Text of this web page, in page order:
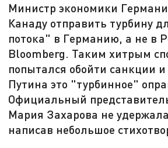
Министр экономики
Канаду отправить турбину
потока" в Германию, а не в
Bloomberg. Таким хитрым
попытался обойти санкции и
Путина это "турбинное"
Официальный
Мария Захарова не
написав небольшое